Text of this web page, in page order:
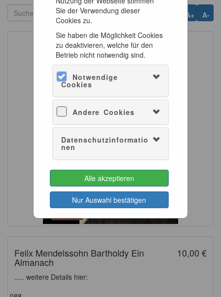
Sie der Verwendung dieser
Cookies zu.
Sie haben die Möglichkeit Cookies
zu deaktivieren, welche für den
Betrieb nicht notwendig sind.
Notwendige
Cookies
Andere Cookies
Datenschutzinformatio
nen
Alle akzeptieren
Nur Auswahl bestätigen
A-
A+
10,00 €
Felix Mendelssohn Bartholdy Ein
Almanach
..... weitere Details hier: